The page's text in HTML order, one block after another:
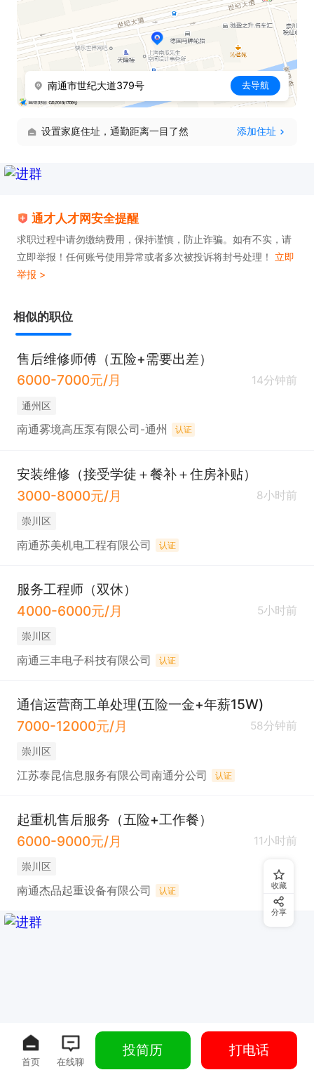
南通市世纪大道379号 去导航
设置家庭住址，通勤距离一目了然 添加住址
通才人才网安全提醒
求职过程中请勿缴纳费用，保持谨慎，防止诈骗。如有不实，请
立即举报！任何账号使用异常或者多次被投诉将封号处理！ 立即
举报 >
相似的职位
售后维修师傅（五险+需要出差）
6000-7000元/月
14分钟前
通州区
南通雾境高压泵有限公司-通州 认证
安装维修（接受学徒＋餐补＋住房补贴）
3000-8000元/月
8小时前
崇川区
南通苏美机电工程有限公司 认证
服务工程师（双休）
4000-6000元/月
5小时前
崇川区
南通三丰电子科技有限公司 认证
通信运营商工单处理(五险一金+年薪15W)
7000-12000元/月
58分钟前
崇川区
江苏泰昆信息服务有限公司南通分公司 认证
起重机售后服务（五险+工作餐）
6000-9000元/月
11小时前
崇川区
南通杰品起重设备有限公司 认证 收藏
分享
首页 在线聊
投简历 打电话